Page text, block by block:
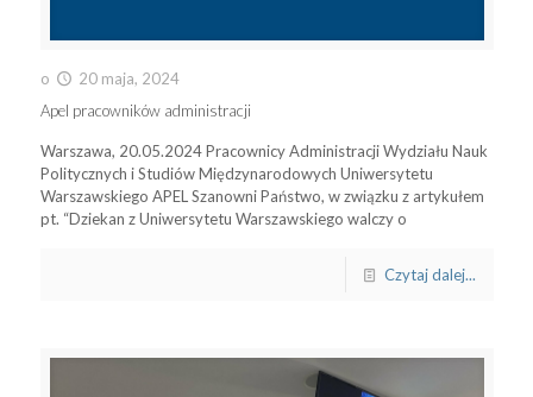
o
20 maja, 2024
Apel pracowników administracji
Warszawa, 20.05.2024 Pracownicy Administracji Wydziału Nauk
Politycznych i Studiów Międzynarodowych Uniwersytetu
Warszawskiego APEL Szanowni Państwo, w związku z artykułem
pt. “Dziekan z Uniwersytetu Warszawskiego walczy o
Czytaj dalej...